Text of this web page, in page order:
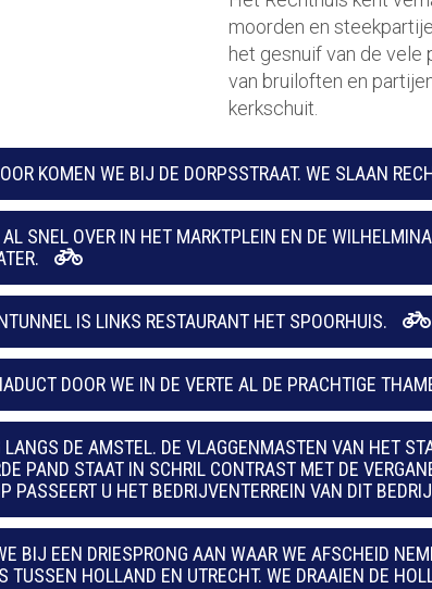
moorden en
het gesnuif van de vele
van bruiloften en
kerkschuit.
KOMEN WE BIJ DE DORPSSTRAAT. WE SLAAN
SNEL OVER IN HET MARKTPLEIN EN DE
IS LINKS RESTAURANT HET SPOORHUIS.
DOOR WE IN DE VERTE AL DE PRACHTIGE
LANGS DE AMSTEL. DE VLAGGENMASTEN VAN HET
PAND STAAT IN SCHRIL CONTRAST MET DE
PASSEERT U HET BEDRIJVENTERREIN VAN DIT
BIJ EEN DRIESPRONG AAN WAAR WE AFSCHEID
TUSSEN HOLLAND EN UTRECHT. WE DRAAIEN DE